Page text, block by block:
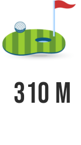
310 m